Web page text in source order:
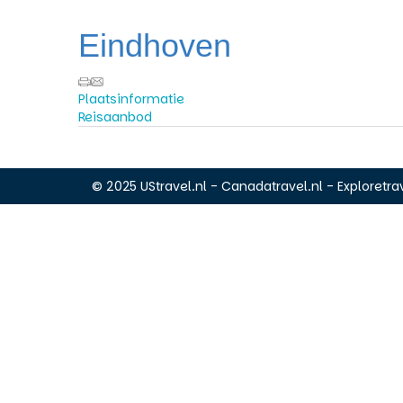
Eindhoven
Plaatsinformatie
Reisaanbod
© 2025 UStravel.nl - Canadatravel.nl -